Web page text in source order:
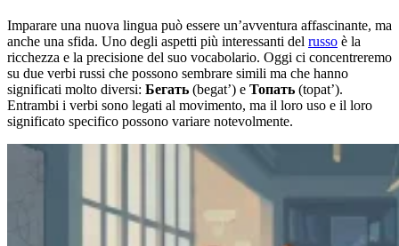
Imparare una nuova lingua può essere un’avventura affascinante, ma
anche una sfida. Uno degli aspetti più interessanti del russo è la
ricchezza e la precisione del suo vocabolario. Oggi ci concentreremo
su due verbi russi che possono sembrare simili ma che hanno
significati molto diversi: Бегать (begat’) e Топать (topat’).
Entrambi i verbi sono legati al movimento, ma il loro uso e il loro
significato specifico possono variare notevolmente.